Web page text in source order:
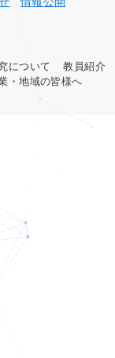
について
教員紹介
・地域の皆様へ